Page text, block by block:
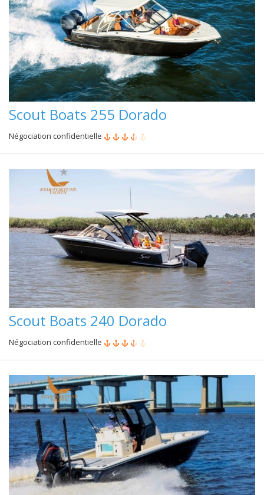
Scout Boats 255 Dorado
Négociation confidentielle
Scout Boats 240 Dorado
Négociation confidentielle